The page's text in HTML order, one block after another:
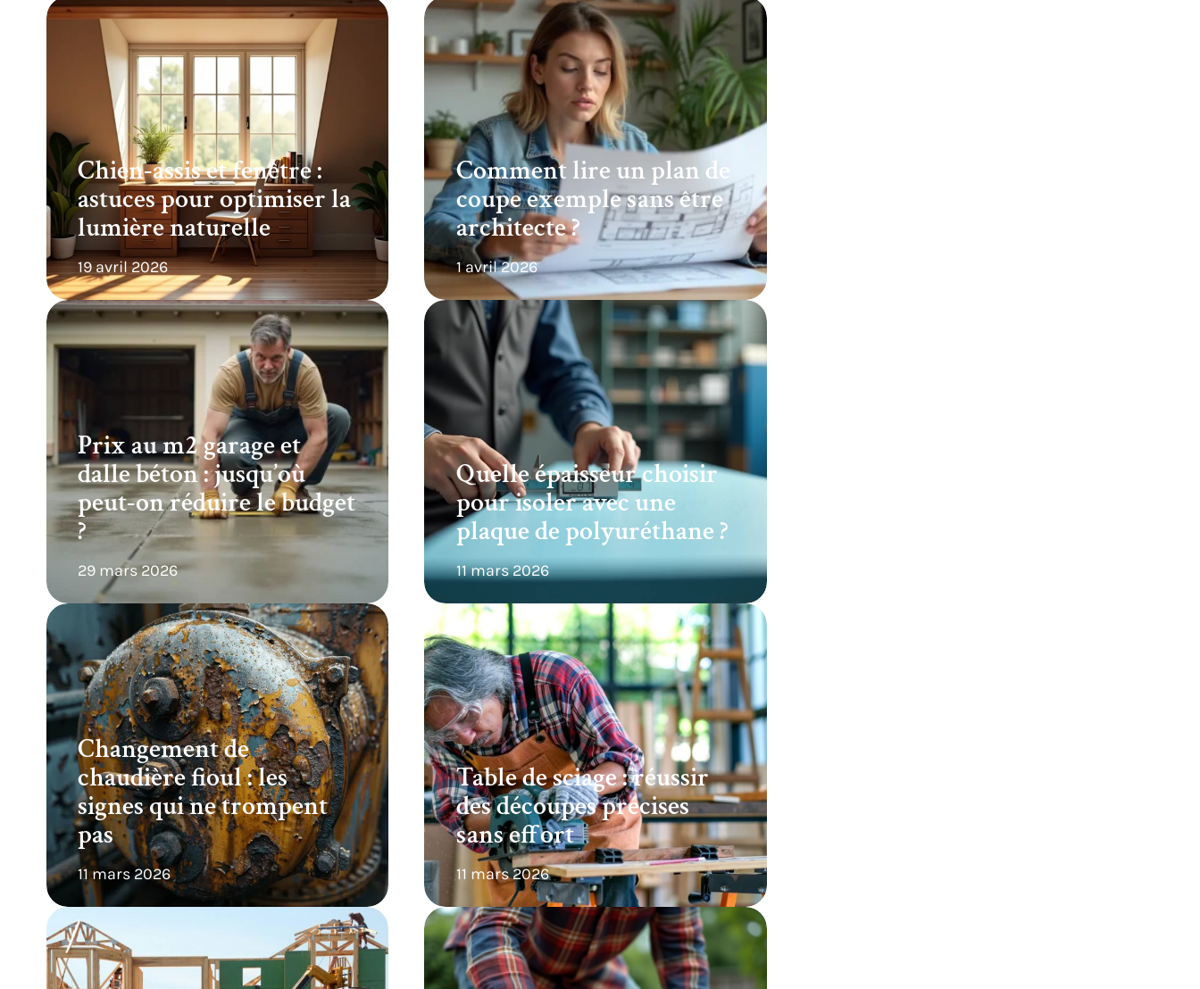
Chien-assis et fenêtre :
astuces pour optimiser la
lumière naturelle
19 avril 2026
Comment lire un plan de
coupe exemple sans être
architecte ?
1 avril 2026
Prix au m2 garage et
dalle béton : jusqu’où
peut-on réduire le budget
?
29 mars 2026
Quelle épaisseur choisir
pour isoler avec une
plaque de polyuréthane ?
11 mars 2026
Changement de
chaudière fioul : les
signes qui ne trompent
pas
11 mars 2026
Table de sciage : réussir
des découpes précises
sans effort
11 mars 2026